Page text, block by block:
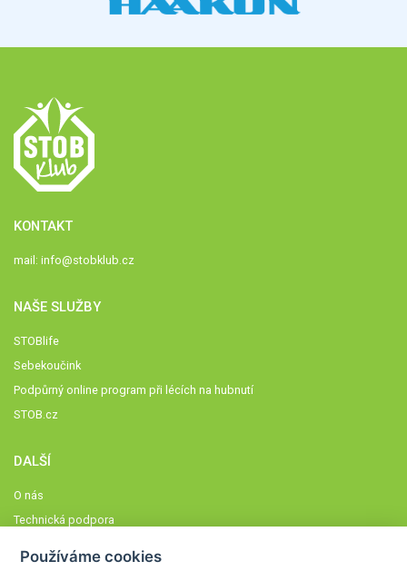
KONTAKT
mail: info@stobklub.cz
NAŠE SLUŽBY
STOBlife
Sebekoučink
Podpůrný online program při lécích na hubnutí
STOB.cz
DALŠÍ
O nás
Technická podpora
Používáme cookies